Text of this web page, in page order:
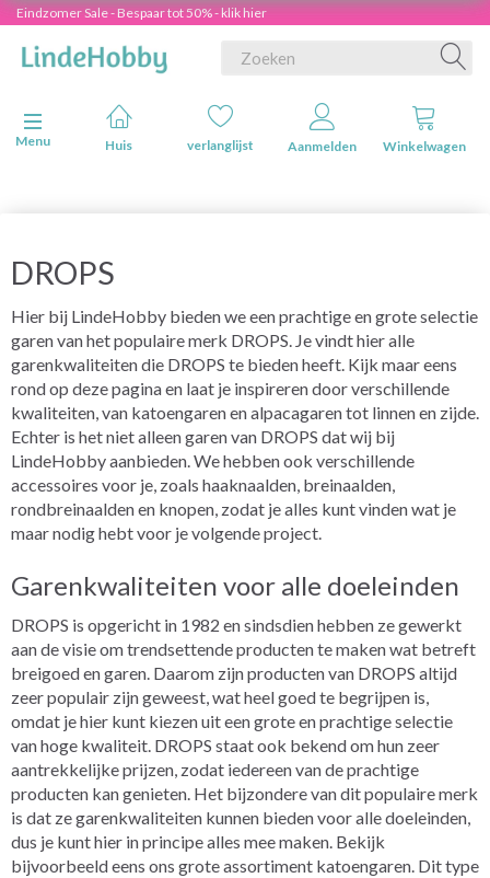
Eindzomer Sale - Bespaar tot 50% - klik hier
Navigatie in-/uitschakelen
Menu
Huis verlanglijst Aanmelden Winkelwagen
DROPS
Hier bij LindeHobby bieden we een prachtige en grote selectie
garen van het populaire merk DROPS. Je vindt hier alle
garenkwaliteiten die DROPS te bieden heeft. Kijk maar eens
rond op deze pagina en laat je inspireren door verschillende
kwaliteiten, van katoengaren en alpacagaren tot linnen en zijde.
Echter is het niet alleen garen van DROPS dat wij bij
LindeHobby aanbieden. We hebben ook verschillende
accessoires voor je, zoals haaknaalden, breinaalden,
rondbreinaalden en knopen, zodat je alles kunt vinden wat je
maar nodig hebt voor je volgende project.
Garenkwaliteiten voor alle doeleinden
DROPS is opgericht in 1982 en sindsdien hebben ze gewerkt
aan de visie om trendsettende producten te maken wat betreft
breigoed en garen. Daarom zijn producten van DROPS altijd
zeer populair zijn geweest, wat heel goed te begrijpen is,
omdat je hier kunt kiezen uit een grote en prachtige selectie
van hoge kwaliteit. DROPS staat ook bekend om hun zeer
aantrekkelijke prijzen, zodat iedereen van de prachtige
producten kan genieten. Het bijzondere van dit populaire merk
is dat ze garenkwaliteiten kunnen bieden voor alle doeleinden,
dus je kunt hier in principe alles mee maken. Bekijk
bijvoorbeeld eens ons grote assortiment katoengaren. Dit type